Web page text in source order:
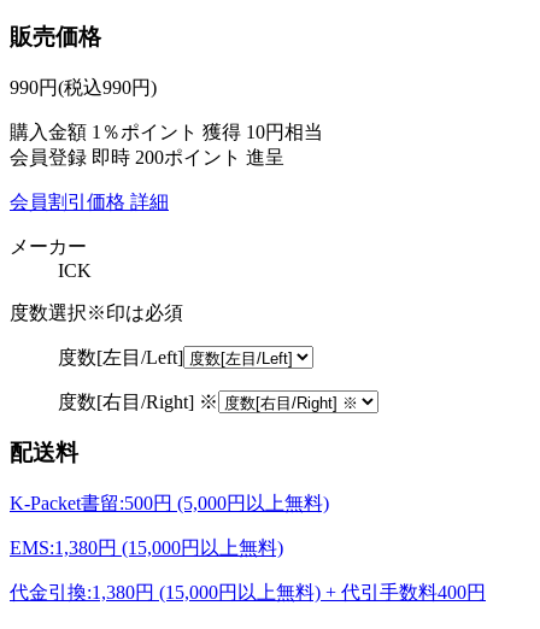
販売価格
990円(税込990円)
購入金額 1％ポイント 獲得 10円相当
会員登録 即時 200ポイント 進呈
会員割引価格 詳細
メーカー
ICK
度数選択※印は必須
度数[左目/Left]
度数[右目/Right] ※
配送料
K-Packet書留:500円 (5,000円以上無料)
EMS:1,380円 (15,000円以上無料)
代金引換:1,380円 (15,000円以上無料) + 代引手数料400円